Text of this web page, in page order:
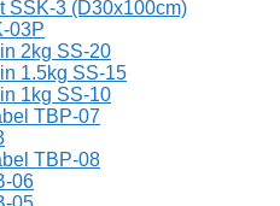
SSK-3 (D30x100cm)
03P
2kg SS-20
1.5kg SS-15
1kg SS-10
TBP-07
TBP-08
06